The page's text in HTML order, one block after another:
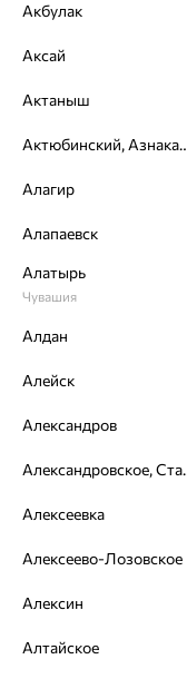
Размеры:
50
Калькулятор размера
от 11 549
4 платежа по 2 887
Описание
Вид изделия:
Акбулак
Аксай
Актаныш
Актюбинский,
Алагир
Алапаевск
Алатырь
Чувашия
Алдан
Алейск
Александров
Алексеевка
Алексеево-Лозовское
Алексин
Алтайское